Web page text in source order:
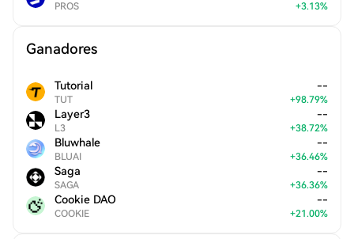
PROS +3.13%
Ganadores
Tutorial
TUT
--
+98.79%
Layer3
L3
--
+38.72%
Bluwhale
BLUAI
--
+36.46%
Saga
SAGA
--
+36.36%
Cookie DAO
COOKIE
--
+21.00%